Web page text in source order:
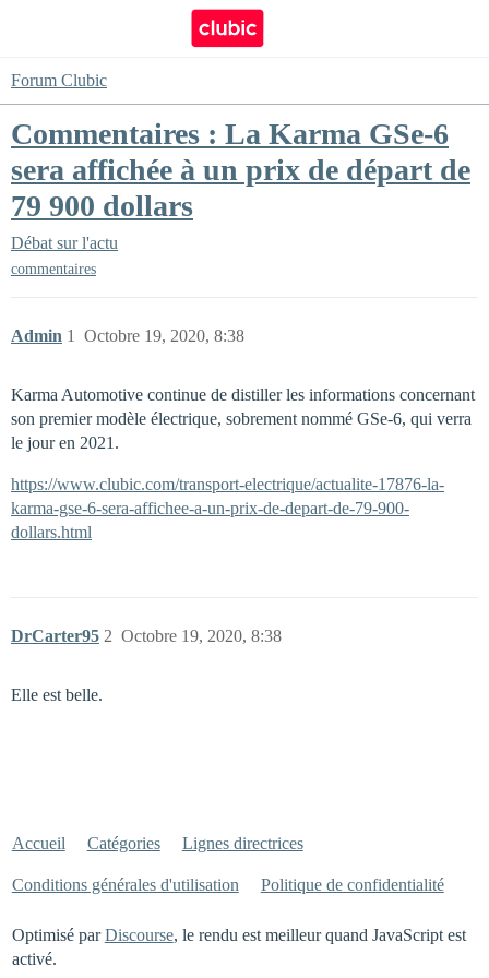
Forum Clubic
Commentaires : La Karma GSe-6
sera affichée à un prix de départ de
79 900 dollars
Débat sur l'actu
commentaires
Admin Octobre 19, 2020, 8:38
1
Karma Automotive continue de distiller les informations concernant
son premier modèle électrique, sobrement nommé GSe-6, qui verra
le jour en 2021.
https://www.clubic.com/transport-electrique/actualite-17876-la-
karma-gse-6-sera-affichee-a-un-prix-de-depart-de-79-900-
dollars.html
DrCarter95 Octobre 19, 2020, 8:38
2
Elle est belle.
Accueil Catégories Lignes directrices
Conditions générales d'utilisation Politique de confidentialité
Optimisé parDiscourse, le rendu est meilleur quand JavaScript est
activé.